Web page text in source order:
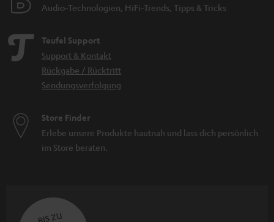
Audio-Technologien, HiFi-Trends, Tipps & Tricks
Teufel Support
Support & Kontakt
Rückgabe / Rücktritt
Sendungsverfolgung
Store Finder
Erlebe unsere Produkte hautnah und lass dich persönlich
im Store beraten.
BIS ZU